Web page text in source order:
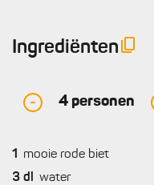
Ingrediënten
- 4 personen
1
mooie rode biet
3 dl
water